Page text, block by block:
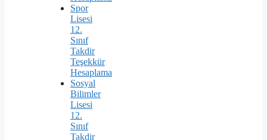
Spor
Lisesi
12.
Sınıf
Takdir
Teşekkür
Hesaplama
Sosyal
Bilimler
Lisesi
12.
Sınıf
Takdir